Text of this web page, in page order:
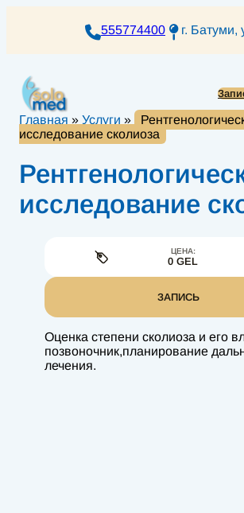
555774400 г. Батуми,
Главная » Услуги »
исследование сколиоза
исследование
Оценка степени сколиоза и его
позвоночник,планирование
лечения.
ЦЕНА:
0 GEL
ЗАПИСЬ